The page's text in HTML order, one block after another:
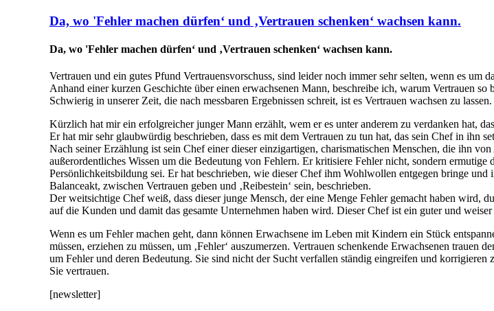
Da, wo 'Fehler machen dürfen‘ und ‚Vertrauen schenken‘ wachsen kann.
Da, wo 'Fehler machen dürfen‘ und ‚Vertrauen schenken‘ wachsen kann.
Vertrauen und ein gutes Pfund Vertrauensvorschuss, sind leider noch immer sehr selten, wenn es um
Anhand einer kurzen Geschichte über einen erwachsenen Mann, beschreibe ich, warum Vertrauen so
Schwierig in unserer Zeit, die nach messbaren Ergebnissen schreit, ist es Vertrauen wachsen zu
Kürzlich hat mir ein erfolgreicher junger Mann erzählt, wem er es unter anderem zu verdanken hat,
Er hat mir sehr glaubwürdig beschrieben, dass es mit dem Vertrauen zu tun hat, das sein Chef in ihn
Nach seiner Erzählung ist sein Chef einer dieser einzigartigen, charismatischen Menschen, die ihn
außerordentliches Wissen um die Bedeutung von Fehlern. Er kritisiere Fehler nicht, sondern
Persönlichkeitsbildung sei. Er hat beschrieben, wie dieser Chef ihm Wohlwollen entgegen bringe
Balanceakt, zwischen Vertrauen geben und ‚Reibestein‘ sein, beschrieben.
Der weitsichtige Chef weiß, dass dieser junge Mensch, der eine Menge Fehler gemacht haben wird,
auf die Kunden und damit das gesamte Unternehmen haben wird. Dieser Chef ist ein guter und weiser
Wenn es um Fehler machen geht, dann können Erwachsene im Leben mit Kindern ein Stück
müssen, erziehen zu müssen, um ‚Fehler‘ auszumerzen. Vertrauen schenkende Erwachsenen
um Fehler und deren Bedeutung. Sie sind nicht der Sucht verfallen ständig eingreifen und korrigieren
Sie vertrauen.
[newsletter]